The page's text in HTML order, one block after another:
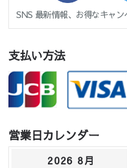
SNS 最新情報、お得なキャン
支払い方法
営業日カレンダー
2026 8月